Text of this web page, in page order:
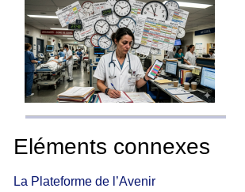
Eléments connexes
La Plateforme de l’Avenir